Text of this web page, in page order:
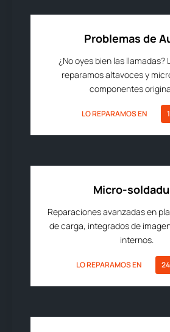
Problemas de
¿No oyes bien las llamadas?
reparamos altavoces y
componentes
LO REPARAMOS EN
Micro-
Reparaciones avanzadas en
de carga, integrados de
internos.
LO REPARAMOS EN